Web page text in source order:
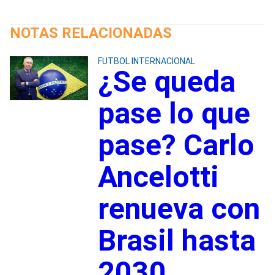
NOTAS RELACIONADAS
FUTBOL INTERNACIONAL
¿Se queda
pase lo que
pase? Carlo
Ancelotti
renueva con
Brasil hasta